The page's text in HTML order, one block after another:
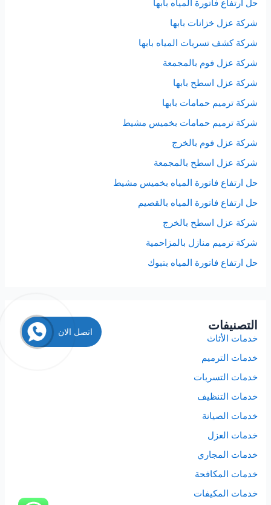
حل ارتفاع فاتورة المياه بابها
شركة عزل خزانات بابها
شركة كشف تسربات المياه بابها
شركة عزل فوم بالمجمعة
شركة عزل اسطح بابها
شركة ترميم حمامات بابها
شركة ترميم حمامات بخميس مشيط
شركة عزل فوم بالخرج
شركة عزل اسطح بالمجمعة
حل ارتفاع فاتورة المياه بخميس مشيط
حل ارتفاع فاتورة المياه بالقصيم
شركة عزل اسطح بالخرج
شركة ترميم منازل بالمزاحمية
حل ارتفاع فاتورة المياه بتبوك
التصنيفات
خدمات الأثاث
خدمات الترميم
خدمات التسربات
خدمات التنظيف
خدمات الصيانة
خدمات العزل
خدمات المجاري
خدمات المكافحة
خدمات المكيفات
اتصل الان